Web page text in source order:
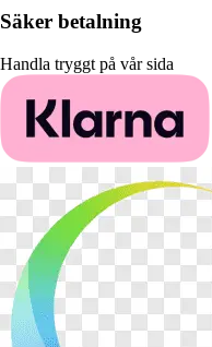
Säker betalning
Handla tryggt på vår sida